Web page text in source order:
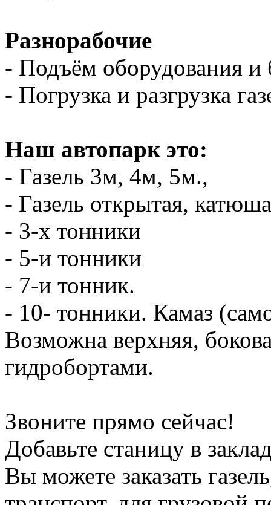
Разнорабочие
- Подъём оборудования и
- Погрузка и разгрузка
Наш автопарк это:
- Газель 3м, 4м, 5м.,
- Газель открытая,
- 3-х тонники
- 5-и тонники
- 7-и тонник.
- 10- тонники. Камаз
Возможна верхняя,
гидробортами.
Звоните прямо сейчас!
Добавьте станицу в
Вы можете заказать